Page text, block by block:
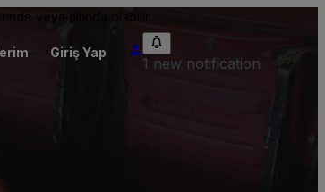
veya altında olabilir.
Giriş Yap
1 new notification